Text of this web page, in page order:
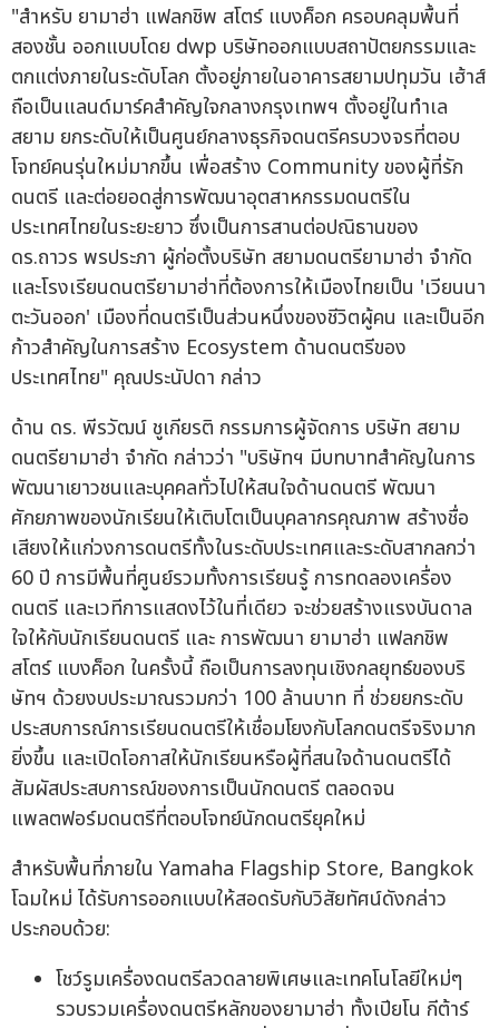
"สำหรับ ยามาฮ่า แฟลกชิพ สโตร์ แบงค็อก ครอบคลุมพื้นที่
สองชั้น ออกแบบโดย dwp บริษัทออกแบบสถาปัตยกรรมและ
ตกแต่งภายในระดับโลก ตั้งอยู่ภายในอาคารสยามปทุมวัน เฮ้าส์
ถือเป็นแลนด์มาร์คสำคัญใจกลางกรุงเทพฯ ตั้งอยู่ในทำเล
สยาม ยกระดับให้เป็นศูนย์กลางธุรกิจดนตรีครบวงจรที่ตอบ
โจทย์คนรุ่นใหม่มากขึ้น เพื่อสร้าง Community ของผู้ที่รัก
ดนตรี และต่อยอดสู่การพัฒนาอุตสาหกรรมดนตรีใน
ประเทศไทยในระยะยาว ซึ่งเป็นการสานต่อปณิธานของ
ดร.ถาวร พรประภา ผู้ก่อตั้งบริษัท สยามดนตรียามาฮ่า จำกัด
และโรงเรียนดนตรียามาฮ่าที่ต้องการให้เมืองไทยเป็น 'เวียนนา
ตะวันออก' เมืองที่ดนตรีเป็นส่วนหนึ่งของชีวิตผู้คน และเป็นอีก
ก้าวสำคัญในการสร้าง Ecosystem ด้านดนตรีของ
ประเทศไทย" คุณประนัปดา กล่าว
ด้าน ดร. พีรวัฒน์ ชูเกียรติ กรรมการผู้จัดการ บริษัท สยาม
ดนตรียามาฮ่า จำกัด กล่าวว่า "บริษัทฯ มีบทบาทสำคัญในการ
พัฒนาเยาวชนและบุคคลทั่วไปให้สนใจด้านดนตรี พัฒนา
ศักยภาพของนักเรียนให้เติบโตเป็นบุคลากรคุณภาพ สร้างชื่อ
เสียงให้แก่วงการดนตรีทั้งในระดับประเทศและระดับสากลกว่า
60 ปี การมีพื้นที่ศูนย์รวมทั้งการเรียนรู้ การทดลองเครื่อง
ดนตรี และเวทีการแสดงไว้ในที่เดียว จะช่วยสร้างแรงบันดาล
ใจให้กับนักเรียนดนตรี และ การพัฒนา ยามาฮ่า แฟลกชิพ
สโตร์ แบงค็อก ในครั้งนี้ ถือเป็นการลงทุนเชิงกลยุทธ์ของบริ
ษัทฯ ด้วยงบประมาณรวมกว่า 100 ล้านบาท ที่ ช่วยยกระดับ
ประสบการณ์การเรียนดนตรีให้เชื่อมโยงกับโลกดนตรีจริงมาก
ยิ่งขึ้น และเปิดโอกาสให้นักเรียนหรือผู้ที่สนใจด้านดนตรีได้
สัมผัสประสบการณ์ของการเป็นนักดนตรี ตลอดจน
แพลตฟอร์มดนตรีที่ตอบโจทย์นักดนตรียุคใหม่
สำหรับพื้นที่ภายใน Yamaha Flagship Store, Bangkok
โฉมใหม่ ได้รับการออกแบบให้สอดรับกับวิสัยทัศน์ดังกล่าว
ประกอบด้วย:
โชว์รูมเครื่องดนตรีลวดลายพิเศษและเทคโนโลยีใหม่ๆ
รวบรวมเครื่องดนตรีหลักของยามาฮ่า ทั้งเปียโน กีต้าร์